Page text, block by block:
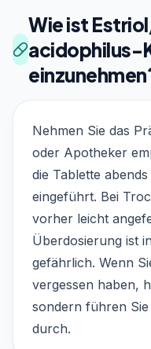
Wie ist
acidophilus-
Nehmen Sie das
oder Apotheker
die Tablette
eingeführt. Bei
vorher leicht
Überdosierung ist
gefährlich. Wenn
vergessen haben,
sondern führen
durch.